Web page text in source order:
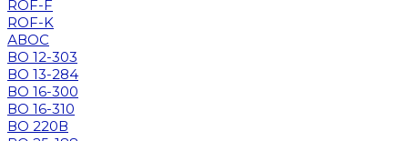
ROF-F
ROF-K
АВОС
ВО 12-303
ВО 13-284
ВО 16-300
ВО 16-310
ВО 220В